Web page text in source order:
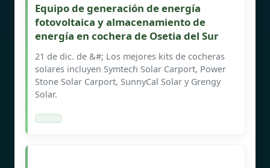
Equipo de generación de energía
fotovoltaica y almacenamiento de
energía en cochera de Osetia del Sur
21 de dic. de &#; Los mejores kits de cocheras
solares incluyen Symtech Solar Carport, Power
Stone Solar Carport, SunnyCal Solar y Grengy
Solar.